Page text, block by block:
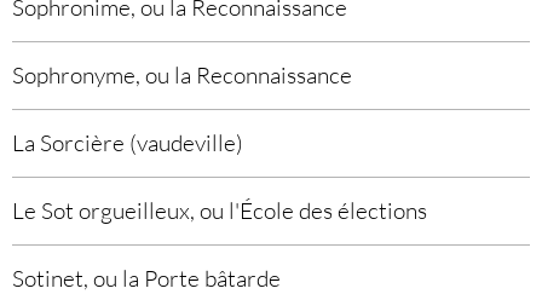
Sophronime, ou la Reconnaissance
Sophronyme, ou la Reconnaissance
La Sorcière (vaudeville)
Le Sot orgueilleux, ou l'École des élections
Sotinet, ou la Porte bâtarde